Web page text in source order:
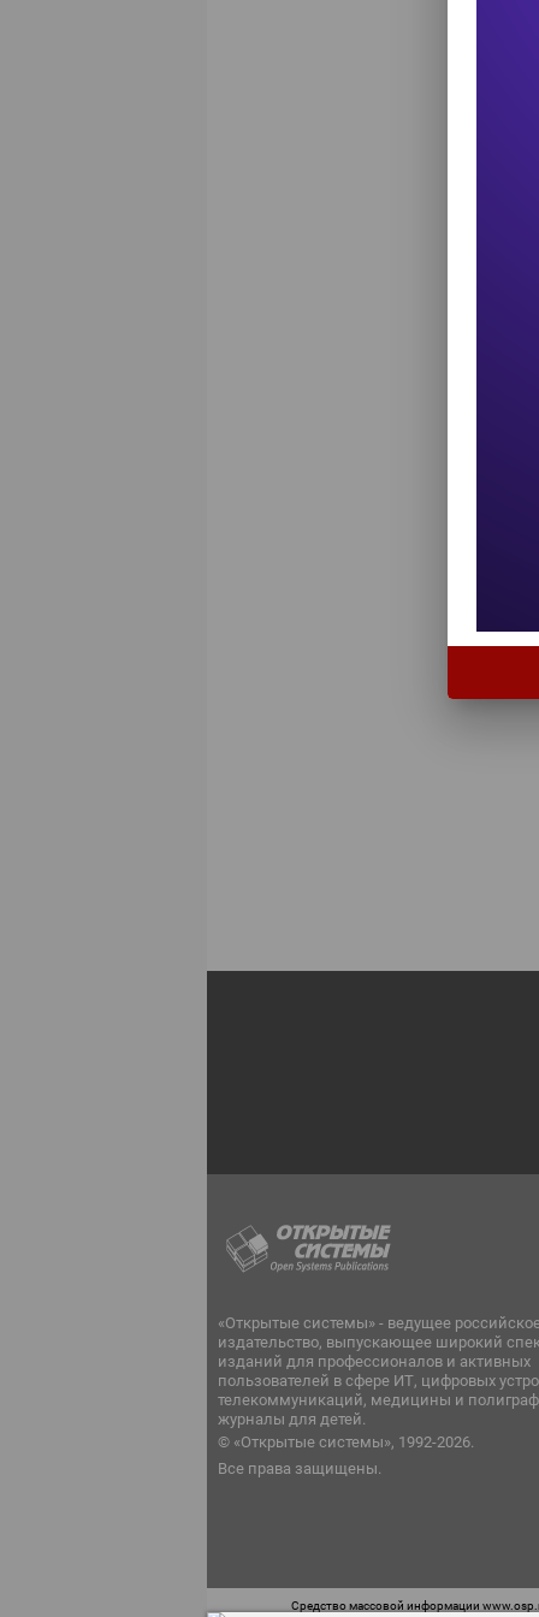
«Открытые системы» - ведущее
издательство, выпускающее широкий
изданий для профессионалов и активных
пользователей в сфере ИТ, цифровых
телекоммуникаций, медицины и
журналы для детей.
© «Открытые системы», 1992-2026.
Все права защищены.
Средство массовой информации